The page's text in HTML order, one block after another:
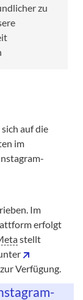
zu
auf die
im
Im
erfolgt
stellt
zur Verfügung.